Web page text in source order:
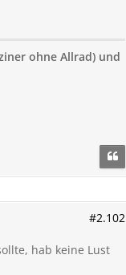
ohne Allrad) und
#2.102
hab keine Lust